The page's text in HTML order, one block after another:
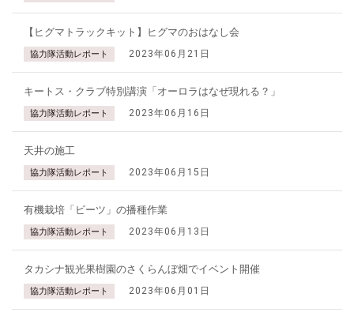
【ヒグマトラックキット】ヒグマのおはなし会
協力隊活動レポート 2023年06月21日
キートス・クラブ特別講演「オーロラはなぜ現れる？」
協力隊活動レポート 2023年06月16日
天井の施工
協力隊活動レポート 2023年06月15日
有機栽培「ビーツ」の播種作業
協力隊活動レポート 2023年06月13日
タカシナ観光果樹園のさくらんぼ畑でイベント開催
協力隊活動レポート 2023年06月01日